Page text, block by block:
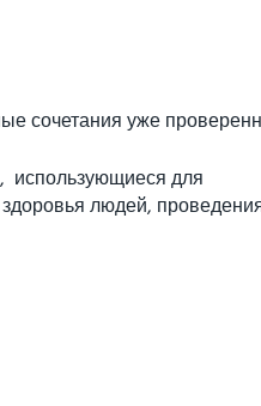
сочетания уже
использующиеся для
людей,